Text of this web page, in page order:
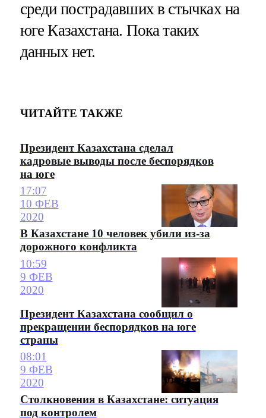
среди пострадавших в стычках на
юге Казахстана. Пока таких
данных нет.
ЧИТАЙТЕ ТАКЖЕ
Президент Казахстана сделал
кадровые выводы после беспорядков
на юге
17:07
10 ФЕВ
2020
В Казахстане 10 человек убили из-за
дорожного конфликта
10:59
9 ФЕВ
2020
Президент Казахстана сообщил о
прекращении беспорядков на юге
страны
08:01
9 ФЕВ
2020
Столкновения в Казахстане: ситуация
под контролем